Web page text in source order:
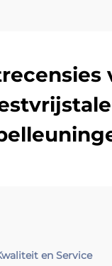
en Service